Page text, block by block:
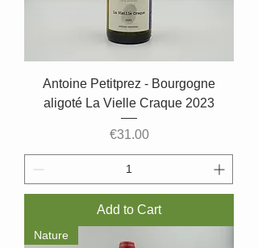
Antoine Petitprez - Bourgogne
aligoté La Vielle Craque 2023
Price
€31.00
Add to Cart
Nature